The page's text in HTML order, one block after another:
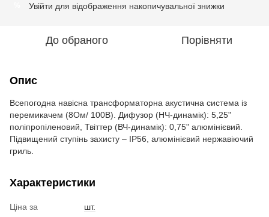
Увійти для відображення накопичувальної знижки
До обраного Порівняти
Опис
Всепогодна навісна трансформаторна акустична система із
перемикачем (8Ом/ 100В). Дифузор (НЧ-динамік): 5,25"
поліпропіленовий, Твіттер (ВЧ-динамік): 0,75" алюмінієвий.
Підвищений ступінь захисту – IP56, алюмінієвий нержавіючий
гриль.
Характеристики
Ціна за
шт.